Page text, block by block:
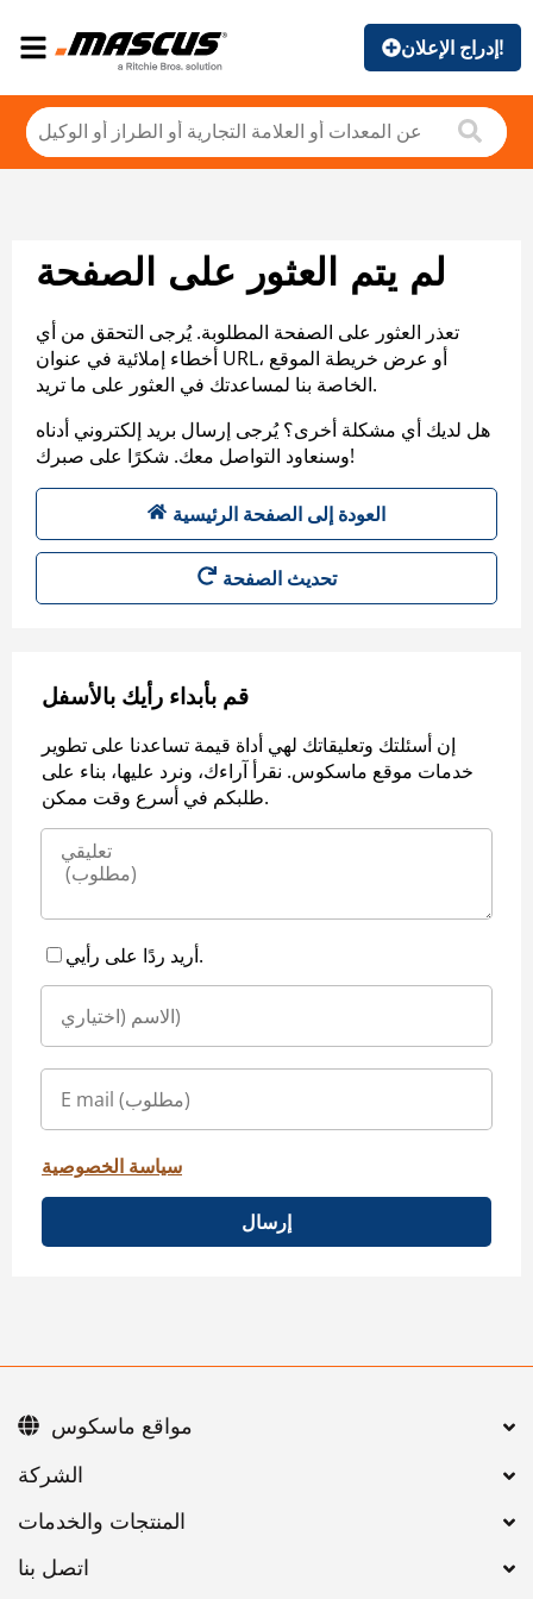
إدراج الإعلان!
لم يتم العثور على الصفحة
تعذر العثور على الصفحة المطلوبة. يُرجى التحقق من أي
أخطاء إملائية في عنوان URL، أو عرض خريطة الموقع
الخاصة بنا لمساعدتك في العثور على ما تريد.
هل لديك أي مشكلة أخرى؟ يُرجى إرسال بريد إلكتروني أدناه
وسنعاود التواصل معك. شكرًا على صبرك!
العودة إلى الصفحة الرئيسية
تحديث الصفحة
قم بأبداء رأيك بالأسفل
إن أسئلتك وتعليقاتك لهي أداة قيمة تساعدنا على تطوير
خدمات موقع ماسكوس. نقرأ آراءك، ونرد عليها، بناء على
طلبكم في أسرع وقت ممكن.
أريد ردًا على رأيي.
سياسة الخصوصية
إرسال
اتصل بنا
مواقع ماسكوس